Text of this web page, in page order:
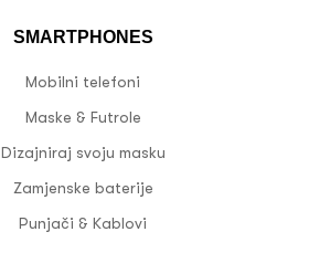
SMARTPHONES
Mobilni telefoni
Maske & Futrole
Dizajniraj svoju masku
Zamjenske baterije
Punjači & Kablovi